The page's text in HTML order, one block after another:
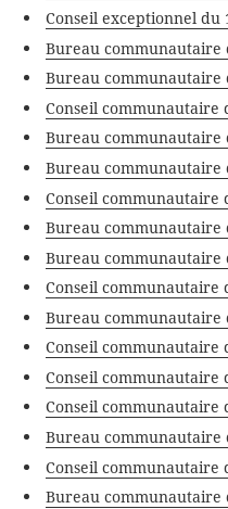
Conseil exceptionnel du
Bureau communautaire
Bureau communautaire
Conseil communautaire
Bureau communautaire
Bureau communautaire
Conseil communautaire
Bureau communautaire
Bureau communautaire
Conseil communautaire
Bureau communautaire
Conseil communautaire
Conseil communautaire
Conseil communautaire
Bureau communautaire
Conseil communautaire
Bureau communautaire